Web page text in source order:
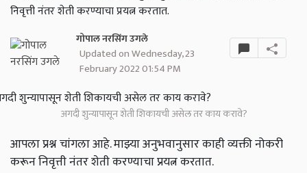
निवृत्ती नंतर शेती करण्याचा प्रयत्न करतात.
गोपाल नरसिंग उगले
Updated on Wednesday, 23
February 2022 01:54 PM
अगदी शुन्यापासून शेती शिकायची असेल तर काय करावे?
आपला प्रश्न चांगला आहे. माझ्या अनुभवानुसार काही व्यक्ती नोकरी
करून निवृत्ती नंतर शेती करण्याचा प्रयत्न करतात.